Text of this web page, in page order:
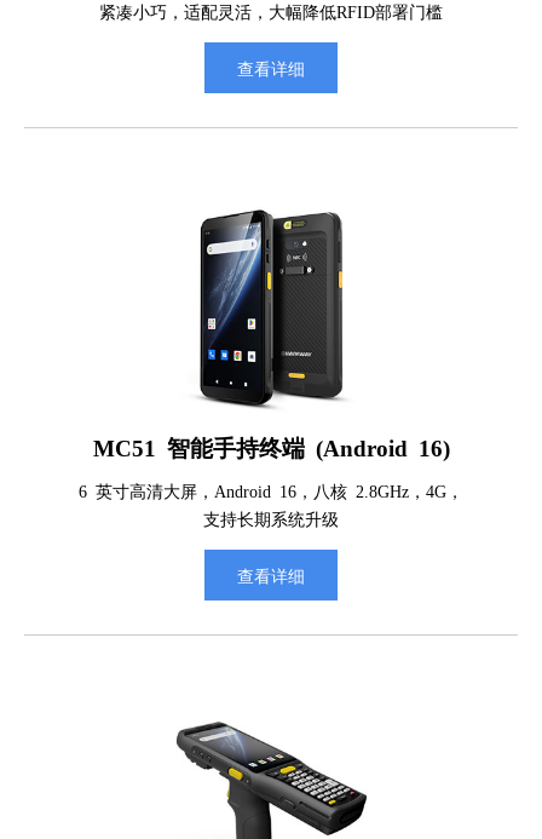
紧凑小巧，适配灵活，大幅降低RFID部署门槛
查看详细
MC51 智能手持终端 (Android 16)
6 英寸高清大屏，Android 16，八核 2.8GHz，4G，
支持长期系统升级
查看详细